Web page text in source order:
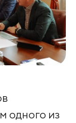
одного из